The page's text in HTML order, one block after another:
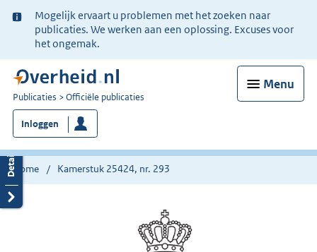
Ter
informatie:
Mogelijk ervaart u problemen met het zoeken naar
publicaties. We werken aan een oplossing. Excuses voor
het ongemak.
Menu
U
bent
nu
hier:
Publicaties Officiële publicaties
Inloggen
Home Kamerstuk 25424, nr. 293